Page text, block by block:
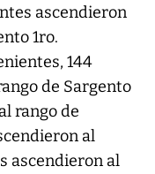
ascendieron
1ro.
144
de Sargento
rango de
al
ascendieron al